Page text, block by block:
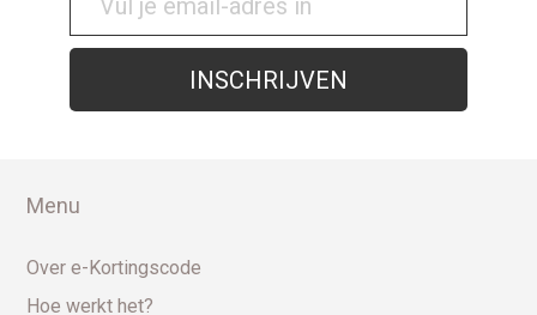
Menu
Over e-Kortingscode
Hoe werkt het?